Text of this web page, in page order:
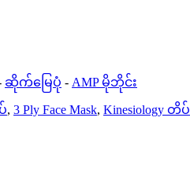
ဆိုက်မြေပုံ - AMP မိုဘိုင်း
, 3 Ply Face Mask, Kinesiology တိပ်